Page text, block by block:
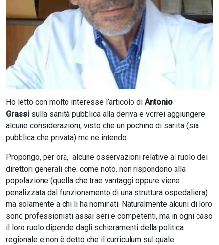
Ho letto con molto interesse l’articolo di Antonio
Grassi sulla sanità pubblica alla deriva e vorrei aggiungere
alcune considerazioni, visto che un pochino di sanità (sia
pubblica che privata) me ne intendo.
Propongo, per ora, alcune osservazioni relative al ruolo dei
direttori generali che, come noto, non rispondono alla
popolazione (quella che trae vantaggi oppure viene
penalizzata dal funzionamento di una struttura ospedaliera)
ma solamente a chi li ha nominati. Naturalmente alcuni di loro
sono professionisti assai seri e competenti, ma in ogni caso
il loro ruolo dipende dagli schieramenti della politica
regionale e non è detto che il curriculum sul quale